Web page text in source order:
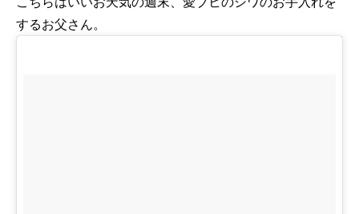
するお父さん。